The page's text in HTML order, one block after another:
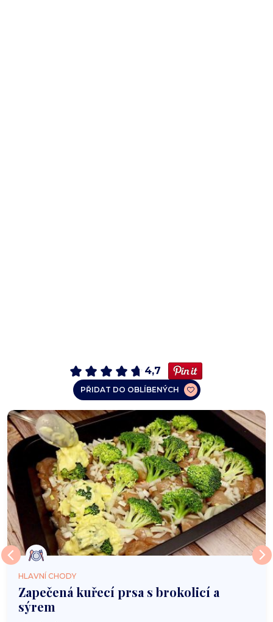
4,7
PŘIDAT DO OBLÍBENÝCH
HLAVNÍ CHODY
Zapečená kuřecí prsa s brokolicí a
sýrem